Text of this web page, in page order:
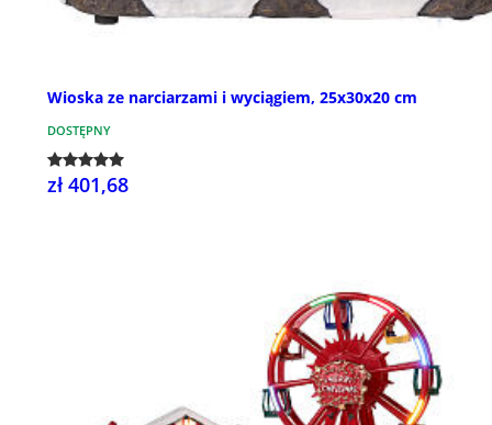
Wioska ze narciarzami i wyciągiem, 25x30x20 cm
DOSTĘPNY
zł 401,68